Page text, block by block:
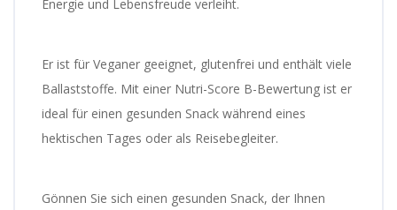
Energie und Lebensfreude verleiht.
Er ist für Veganer geeignet, glutenfrei und enthält viele
Ballaststoffe. Mit einer Nutri-Score B-Bewertung ist er
ideal für einen gesunden Snack während eines
hektischen Tages oder als Reisebegleiter.
Gönnen Sie sich einen gesunden Snack, der Ihnen